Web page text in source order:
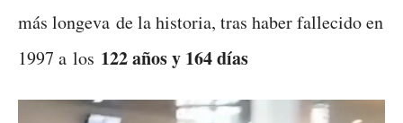
más longeva de la historia, tras haber fallecido en
1997 a los 122 años y 164 días